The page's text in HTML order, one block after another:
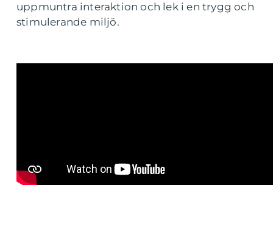
uppmuntra interaktion och lek i en trygg och
stimulerande miljö.